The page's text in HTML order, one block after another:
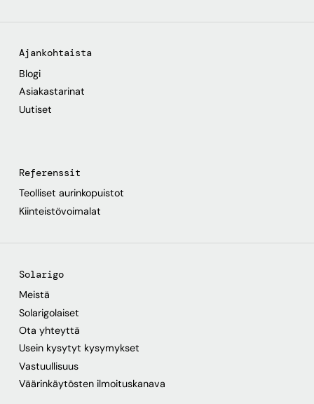
Ajankohtaista
Blogi
Asiakastarinat
Uutiset
Referenssit
Teolliset aurinkopuistot
Kiinteistövoimalat
Solarigo
Meistä
Solarigolaiset
Ota yhteyttä
Usein kysytyt kysymykset
Vastuullisuus
Väärinkäytösten ilmoituskanava